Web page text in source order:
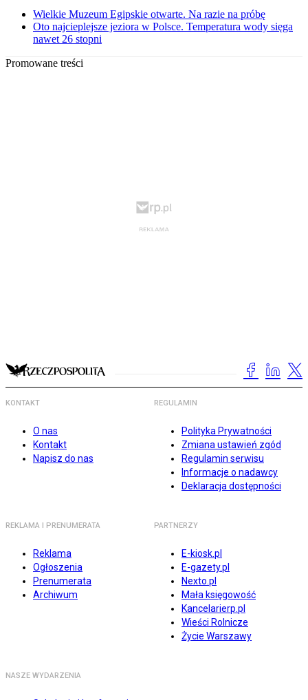
Wielkie Muzeum Egipskie otwarte. Na razie na próbę
Oto najcieplejsze jeziora w Polsce. Temperatura wody sięga
nawet 26 stopni
Promowane treści
KONTAKT
O nas
Kontakt
Napisz do nas
REGULAMIN
Polityka Prywatności
Zmiana ustawień zgód
Regulamin serwisu
Informacje o nadawcy
Deklaracja dostępności
REKLAMA I PRENUMERATA
Reklama
Ogłoszenia
Prenumerata
Archiwum
PARTNERZY
E-kiosk.pl
E-gazety.pl
Nexto.pl
Mała księgowość
Kancelarierp.pl
Wieści Rolnicze
Życie Warszawy
NASZE WYDARZENIA